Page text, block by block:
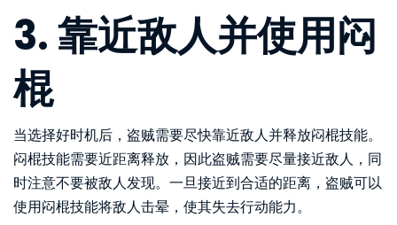
3. 靠近敌人并使用闷
棍
当选择好时机后，盗贼需要尽快靠近敌人并释放闷棍技能。
闷棍技能需要近距离释放，因此盗贼需要尽量接近敌人，同
时注意不要被敌人发现。一旦接近到合适的距离，盗贼可以
使用闷棍技能将敌人击晕，使其失去行动能力。